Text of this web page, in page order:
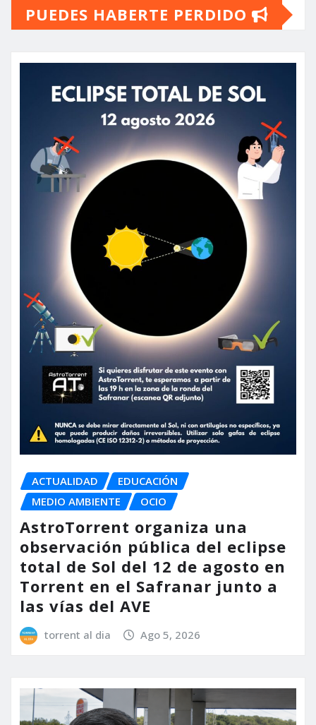
PUEDES HABERTE PERDIDO
ACTUALIDAD
EDUCACIÓN
MEDIO AMBIENTE
OCIO
AstroTorrent organiza una
observación pública del eclipse
total de Sol del 12 de agosto en
Torrent en el Safranar junto a
las vías del AVE
torrent al dia Ago 5, 2026